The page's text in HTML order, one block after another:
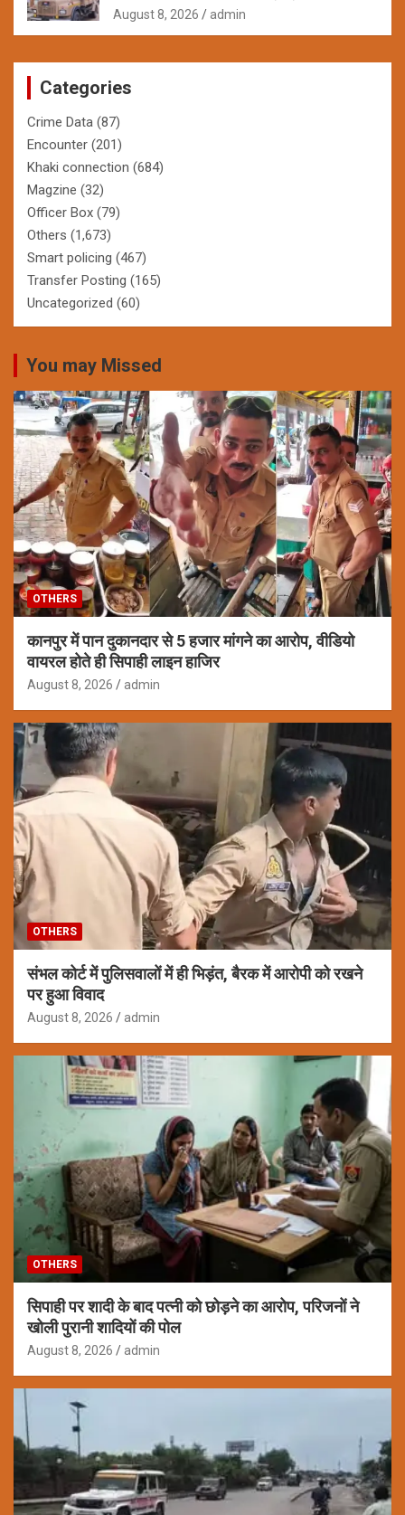
August 8, 2026 admin
Categories
Crime Data (87)
Encounter (201)
Khaki connection (684)
Magzine (32)
Officer Box (79)
Others (1,673)
Smart policing (467)
Transfer Posting (165)
Uncategorized (60)
You may Missed
OTHERS
कानपुर में पान दुकानदार से 5 हजार मांगने का आरोप, वीडियो
वायरल होते ही सिपाही लाइन हाजिर
August 8, 2026 admin
OTHERS
संभल कोर्ट में पुलिसवालों में ही भिड़ंत, बैरक में आरोपी को रखने
पर हुआ विवाद
August 8, 2026 admin
OTHERS
सिपाही पर शादी के बाद पत्नी को छोड़ने का आरोप, परिजनों ने
खोली पुरानी शादियों की पोल
August 8, 2026 admin